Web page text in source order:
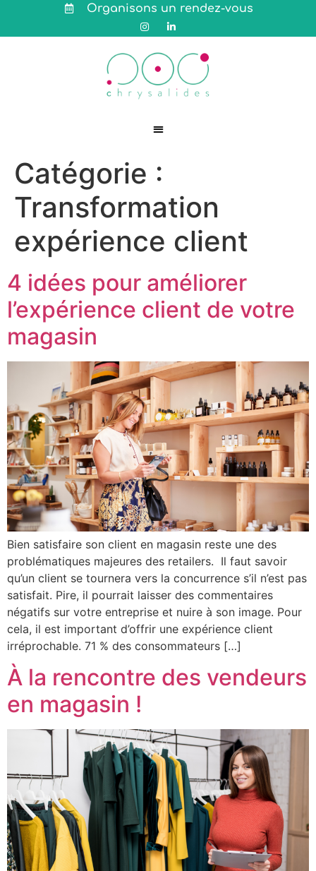
Organisons un rendez-vous
Catégorie :
Transformation
expérience client
4 idées pour améliorer
l’expérience client de votre
magasin
Bien satisfaire son client en magasin reste une des
problématiques majeures des retailers. Il faut savoir
qu’un client se tournera vers la concurrence s’il n’est pas
satisfait. Pire, il pourrait laisser des commentaires
négatifs sur votre entreprise et nuire à son image. Pour
cela, il est important d’offrir une expérience client
irréprochable. 71 % des consommateurs […]
À la rencontre des vendeurs
en magasin !